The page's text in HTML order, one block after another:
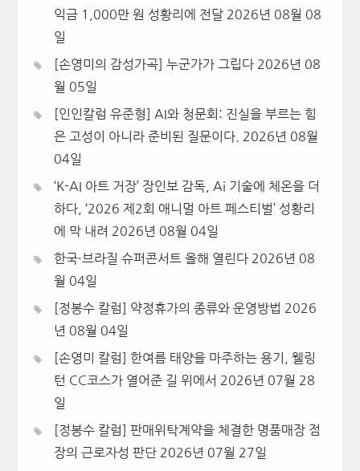
익금 1,000만 원 성황리에 전달 2026년 08월 08
일
[손영미의 감성가곡] 누군가가 그립다 2026년 08
월 05일
[인인칼럼 유준형] AI와 청문회: 진실을 부르는 힘
은 고성이 아니라 준비된 질문이다.
2026년 08월
04일
‘K-AI 아트 거장’ 장인보 감독, Ai 기술에 체온을 더
하다, ‘2026 제2회 애니멀 아트 페스티벌’ 성황리
에 막 내려 2026년 08월 04일
한국·브라질 슈퍼콘서트 올해 열린다 2026년 08
월 04일
[정봉수 칼럼] 약정휴가의 종류와 운영방법 2026
년 08월 04일
[손영미 칼럼] 한여름 태양을 마주하는 용기, 웰링
턴 CC코스가 열어준 길 위에서 2026년 07월 28
일
[정봉수 칼럼] 판매위탁계약을 체결한 명품매장 점
장의 근로자성 판단 2026년 07월 27일